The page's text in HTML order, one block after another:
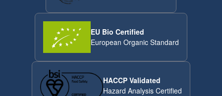
EU Bio Certified
European Organic Standard
HACCP Validated
Hazard Analysis Certified